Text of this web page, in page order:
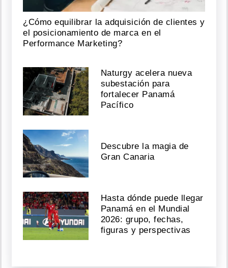
¿Cómo equilibrar la adquisición de clientes y
el posicionamiento de marca en el
Performance Marketing?
Naturgy acelera nueva
subestación para
fortalecer Panamá
Pacífico
Descubre la magia de
Gran Canaria
Hasta dónde puede llegar
Panamá en el Mundial
2026: grupo, fechas,
figuras y perspectivas